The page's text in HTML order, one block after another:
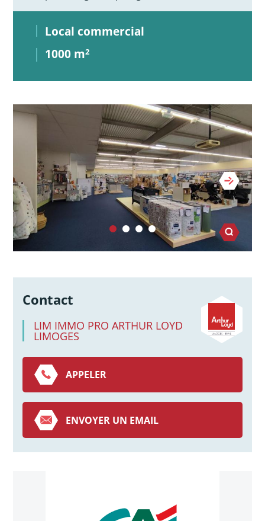
Local commercial
1000 m2
Contact
LIM IMMO PRO ARTHUR LOYD
LIMOGES
APPELER
ENVOYER UN EMAIL